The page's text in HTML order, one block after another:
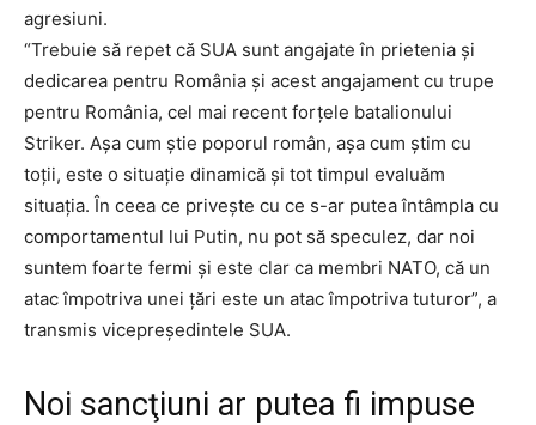
agresiuni.
“Trebuie să repet că SUA sunt angajate în prietenia şi
dedicarea pentru România şi acest angajament cu trupe
pentru România, cel mai recent forţele batalionului
Striker. Aşa cum ştie poporul român, aşa cum ştim cu
toţii, este o situaţie dinamică şi tot timpul evaluăm
situaţia. În ceea ce priveşte cu ce s-ar putea întâmpla cu
comportamentul lui Putin, nu pot să speculez, dar noi
suntem foarte fermi şi este clar ca membri NATO, că un
atac împotriva unei ţări este un atac împotriva tuturor”, a
transmis vicepreşedintele SUA.
Noi sancţiuni ar putea fi impuse